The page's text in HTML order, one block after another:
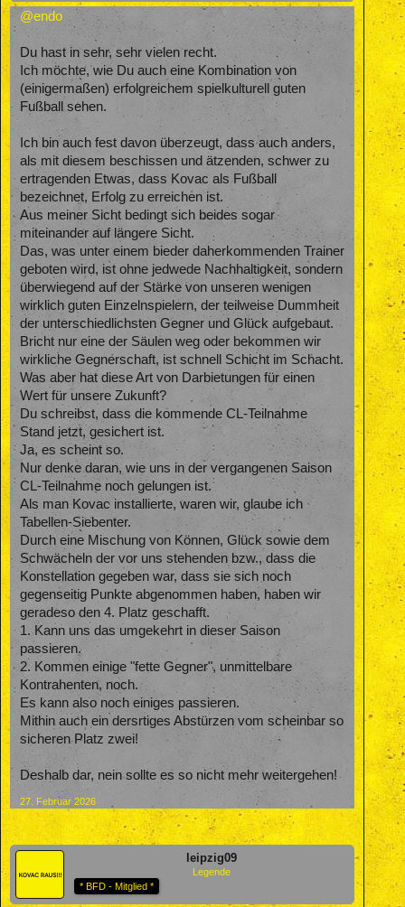
@endo
Du hast in sehr, sehr vielen recht.
Ich möchte, wie Du auch eine Kombination von
(einigermaßen) erfolgreichem spielkulturell guten
Fußball sehen.
Ich bin auch fest davon überzeugt, dass auch anders,
als mit diesem beschissen und ätzenden, schwer zu
ertragenden Etwas, dass Kovac als Fußball
bezeichnet, Erfolg zu erreichen ist.
Aus meiner Sicht bedingt sich beides sogar
miteinander auf längere Sicht.
Das, was unter einem bieder daherkommenden Trainer
geboten wird, ist ohne jedwede Nachhaltigkeit, sondern
überwiegend auf der Stärke von unseren wenigen
wirklich guten Einzelnspielern, der teilweise Dummheit
der unterschiedlichsten Gegner und Glück aufgebaut.
Bricht nur eine der Säulen weg oder bekommen wir
wirkliche Gegnerschaft, ist schnell Schicht im Schacht.
Was aber hat diese Art von Darbietungen für einen
Wert für unsere Zukunft?
Du schreibst, dass die kommende CL-Teilnahme
Stand jetzt, gesichert ist.
Ja, es scheint so.
Nur denke daran, wie uns in der vergangenen Saison
CL-Teilnahme noch gelungen ist.
Als man Kovac installierte, waren wir, glaube ich
Tabellen-Siebenter.
Durch eine Mischung von Können, Glück sowie dem
Schwächeln der vor uns stehenden bzw., dass die
Konstellation gegeben war, dass sie sich noch
gegenseitig Punkte abgenommen haben, haben wir
geradeso den 4. Platz geschafft.
1. Kann uns das umgekehrt in dieser Saison
passieren.
2. Kommen einige "fette Gegner", unmittelbare
Kontrahenten, noch.
Es kann also noch einiges passieren.
Mithin auch ein dersrtiges Abstürzen vom scheinbar so
sicheren Platz zwei!
Deshalb dar, nein sollte es so nicht mehr weitergehen!
27. Februar 2026
leipzig09
Legende
* BFD - Mitglied *